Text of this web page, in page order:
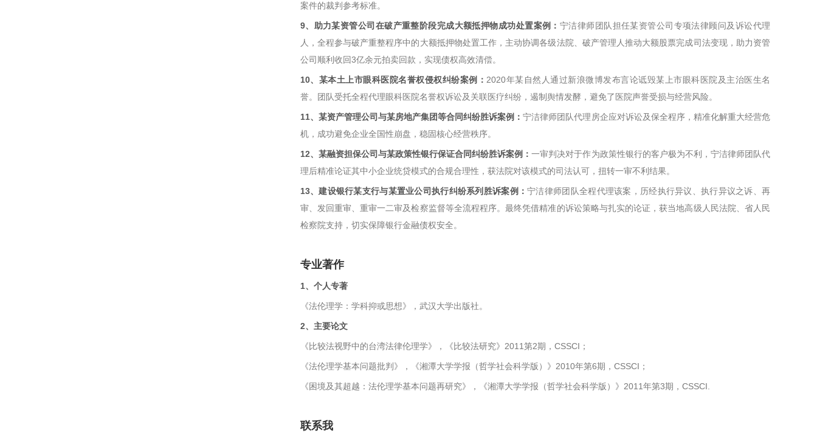
案件的裁判参考标准。
9、助力某资管公司在破产重整阶段完成大额抵押物成功处置案例： 宁洁律师团队担任某资管公司专项法律顾问及诉讼代理
人，全程参与破产重整程序中的大额抵押物处置工作，主动协调各级法院、破产管理人推动大额股票完成司法变现，助力资管
公司顺利收回3亿余元拍卖回款，实现债权高效清偿。
10、某本土上市眼科医院名誉权侵权纠纷案例： 2020年某自然人通过新浪微博发布言论诋毁某上市眼科医院及主治医生名
誉。团队受托全程代理眼科医院名誉权诉讼及关联医疗纠纷，遏制舆情发酵，避免了医院声誉受损与经营风险。
11、某资产管理公司与某房地产集团等合同纠纷胜诉案例：宁洁律师团队代理房企应对诉讼及保全程序，精准化解重大经营危
机，成功避免企业全国性崩盘，稳固核心经营秩序。
12、某融资担保公司与某政策性银行保证合同纠纷胜诉案例：一审判决对于作为政策性银行的客户极为不利，宁洁律师团队代
理后精准论证其中小企业统贷模式的合规合理性，获法院对该模式的司法认可，扭转一审不利结果。
13、建设银行某支行与某置业公司执行纠纷系列胜诉案例：宁洁律师团队全程代理该案，历经执行异议、执行异议之诉、再
审、发回重审、重审一二审及检察监督等全流程程序。最终凭借精准的诉讼策略与扎实的论证，获当地高级人民法院、省人民
检察院支持，切实保障银行金融债权安全。
专业著作
1、个人专著
《法伦理学：学科抑或思想》，武汉大学出版社。
2、主要论⽂
《比较法视野中的台湾法律伦理学》，《比较法研究》2011第2期，CSSCI；
《法伦理学基本问题批判》，《湘潭大学学报（哲学社会科学版）》2010年第6期，CSSCI；
《困境及其超越：法伦理学基本问题再研究》，《湘潭大学学报（哲学社会科学版）》2011年第3期，CSSCI.
联系我